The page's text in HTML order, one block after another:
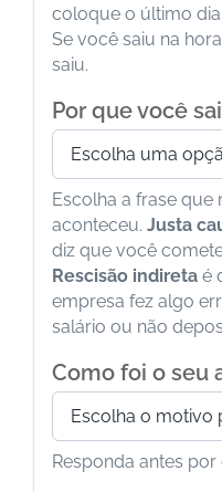
coloque o último
Se você saiu na
saiu.
Por que você
Escolha a frase
aconteceu. Justa
diz que você
Rescisão indireta é
empresa fez algo
salário ou não
Como foi o seu
Responda antes